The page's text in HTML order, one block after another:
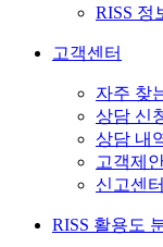
RISS 정
고객센터
자주 찾
상담 신
상담 내
고객제
신고센터
RISS 활용도